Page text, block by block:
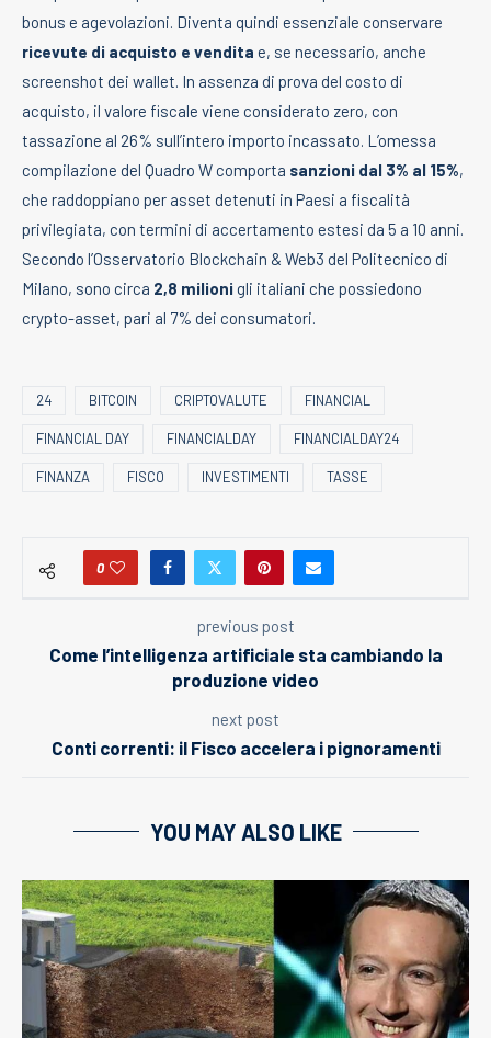
bonus e agevolazioni. Diventa quindi essenziale conservare
ricevute di acquisto e vendita e, se necessario, anche
screenshot dei wallet. In assenza di prova del costo di
acquisto, il valore fiscale viene considerato zero, con
tassazione al 26% sull’intero importo incassato. L’omessa
compilazione del Quadro W comporta sanzioni dal 3% al 15%,
che raddoppiano per asset detenuti in Paesi a fiscalità
privilegiata, con termini di accertamento estesi da 5 a 10 anni.
Secondo l’Osservatorio Blockchain & Web3 del Politecnico di
Milano, sono circa 2,8 milionigli italiani che possiedono
crypto-asset, pari al 7% dei consumatori.
24 BITCOIN CRIPTOVALUTE FINANCIAL
FINANCIAL DAY FINANCIALDAY FINANCIALDAY24
FINANZA FISCO INVESTIMENTI TASSE
0
previous post
Come l’intelligenza artificiale sta cambiando la
produzione video
next post
Conti correnti: il Fisco accelera i pignoramenti
YOU MAY ALSO LIKE